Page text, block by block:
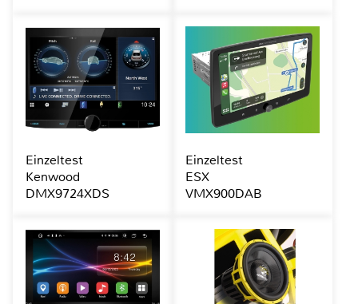
Einzeltest
Kenwood
DMX9724XDS
Einzeltest
ESX
VMX900DAB